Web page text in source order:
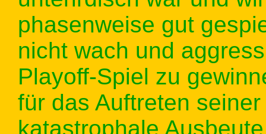
phasenweise gut
nicht wach und
Playoff-Spiel zu
für das Auftreten
katastrophale